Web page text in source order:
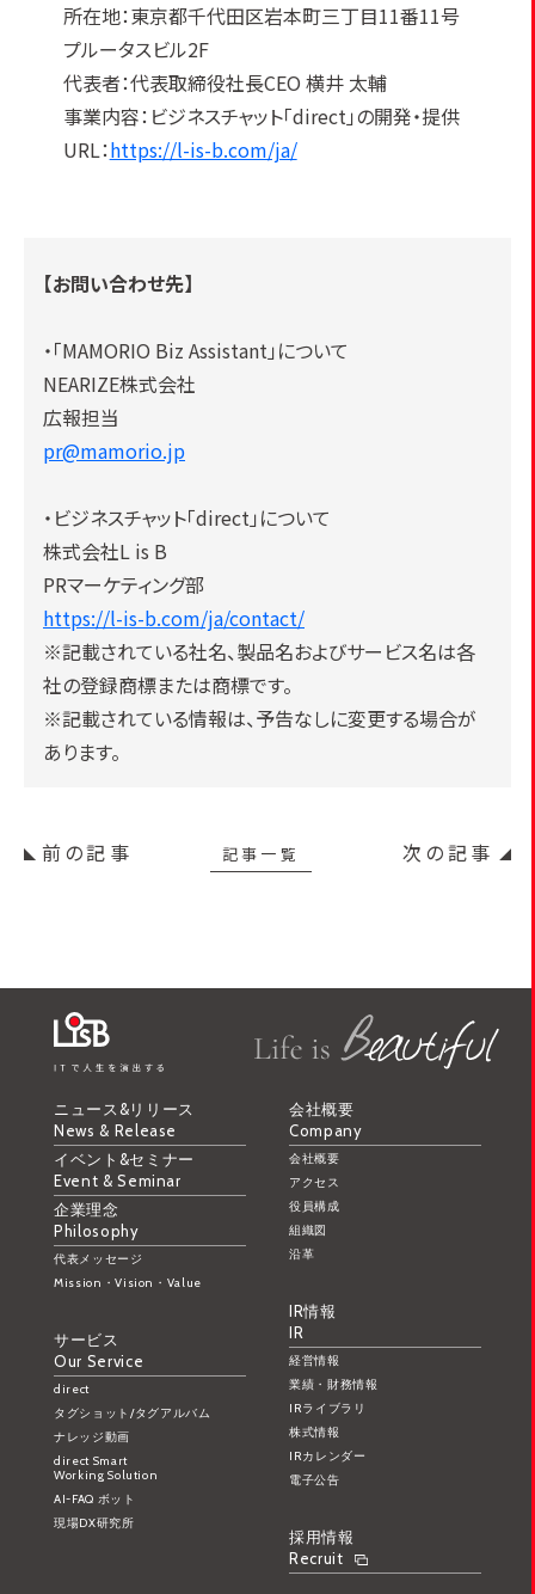
所在地：東京都千代田区岩本町三丁目11番11号
プルータスビル2F
代表者：代表取締役社長CEO 横井 太輔
事業内容：ビジネスチャット「direct」の開発・提供
URL：https://l-is-b.com/ja/
【お問い合わせ先】
・「MAMORIO Biz Assistant」について
NEARIZE株式会社
広報担当
pr@mamorio.jp
・ビジネスチャット「direct」について
株式会社L is B
PRマーケティング部
https://l-is-b.com/ja/contact/
※記載されている社名、製品名およびサービス名は各
社の登録商標または商標です。
※記載されている情報は、予告なしに変更する場合が
あります。
前の記事 次の記事
記事一覧
ニュース&リリース
News & Release
イベント&セミナー
Event & Seminar
企業理念
Philosophy
代表メッセージ
Mission・Vision・Value
サービス
Our Service
direct
タグショット/タグアルバム
ナレッジ動画
direct Smart
Working Solution
AI-FAQ ボット
現場DX研究所
会社概要
Company
会社概要
アクセス
役員構成
組織図
沿革
IR情報
IR
経営情報
業績・財務情報
IRライブラリ
株式情報
IRカレンダー
電子公告
採用情報
Recruit